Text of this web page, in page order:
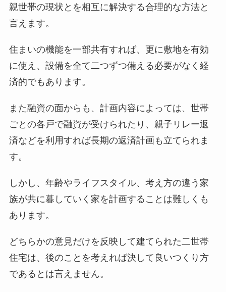
親世帯の現状とを相互に解決する合理的な方法と
言えます。
住まいの機能を一部共有すれば、更に敷地を有効
に使え、設備を全て二つずつ備える必要がなく経
済的でもあります。
また融資の面からも、計画内容によっては、世帯
ごとの各戸で融資が受けられたり、親子リレー返
済などを利用すれば長期の返済計画も立てられま
す。
しかし、年齢やライフスタイル、考え方の違う家
族が共に暮していく家を計画することは難しくも
あります。
どちらかの意見だけを反映して建てられた二世帯
住宅は、後のことを考えれば決して良いつくり方
であるとは言えません。